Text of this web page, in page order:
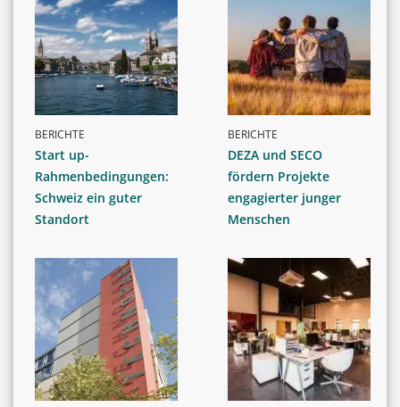
BERICHTE
Start up-
Rahmenbedingungen:
Schweiz ein guter
Standort
BERICHTE
DEZA und SECO
fördern Projekte
engagierter junger
Menschen